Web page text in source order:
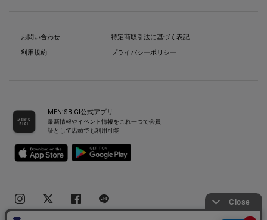
お問い合わせ
利用規約
特定商取引法に基づく表記
プライバシーポリシー
MEN’SBIGI公式アプリ
最新情報やイベント情報をこれ一つで会員
証として店頭でも利用可能